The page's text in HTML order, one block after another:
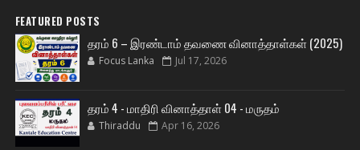
FEATURED POSTS
தரம் 6 – இரண்டாம் தவணை வினாத்தாள்கள் (2025)
Focus Lanka Jul 17, 2026
தரம் 4 - மாதிரி வினாத்தாள் 04 - மருதம்
Thiraddu Apr 16, 2026